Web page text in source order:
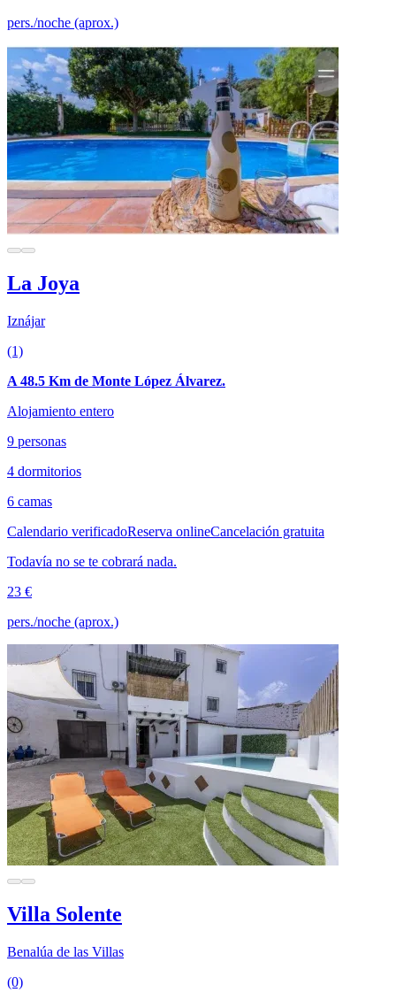
pers./noche (aprox.)
La Joya
Iznájar
(1)
A 48.5 Km de Monte López Álvarez.
Alojamiento entero
9 personas
4 dormitorios
6 camas
Calendario verificadoReserva onlineCancelación gratuita
Todavía no se te cobrará nada.
23 €
pers./noche (aprox.)
Villa Solente
Benalúa de las Villas
(0)